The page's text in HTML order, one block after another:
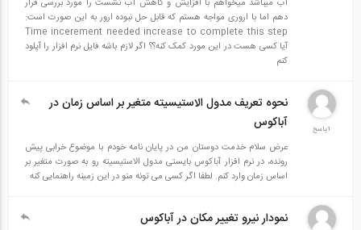
ارتفاع ۳ متر را نگه داشته است، با استفاده دو نوع حلگر انجام می‌شود و در
این مثال نحوه استفاده از حلگر Dynamic Explicit و نحوه تعریف
دامنه‌های بارگذاری برای این نوع حلگر و شرایط خاص استفاده از توضیح
مدل‌سازی انجام می‌شود و نتایج باهم و با مقادیر تئوری مقایسه خواهند
شد. توزیع فشار محرک، توزیع فشار مقاوم در طول دیوار حائل در دو حالت
محرک و مقاوم به دست آمده و با مقادیر تئوری مقایسه می‌شوند و در مورد
نتایج بحث خواهد شد.
دانلود کتاب Applied Soil Mechanics with Abaqus Application
آب میباشد میخواهم با افزایش و کاهش آب نشست را مورد بررسی قرار
دهم اما با اروری مواجه هستم که قابل حل نبوده ارور به این صورت است:
Time incerement needed increase to complete this step
آیا کسی هست در این مورد کمک کنه؟؟ اگر لازم باشه فایل نرم افزار را آپلود
کنم
1پاسخ
نحوه تعریف مدول الاستیسیته متغیر بر اساس زمان در
آباکوس
عرض سلام خدمت دوستان من در پایان نامه خودم با موضوع خرابی پیش
رونده، در نرم افزار آباکوس بایستی مدول الاستیسیته رو به صورت متغیر بر
اساس زمان وارد کنم. لطفا اگر کسی می تونه منو در این زمینه راهنمایی کنه
نمودار نیرو تغییر مکان در آباکوس